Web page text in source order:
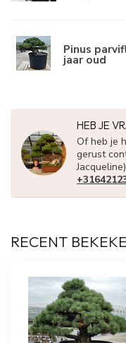
Pinus
jaar oud
HEB JE
Of heb je
gerust
RECENT